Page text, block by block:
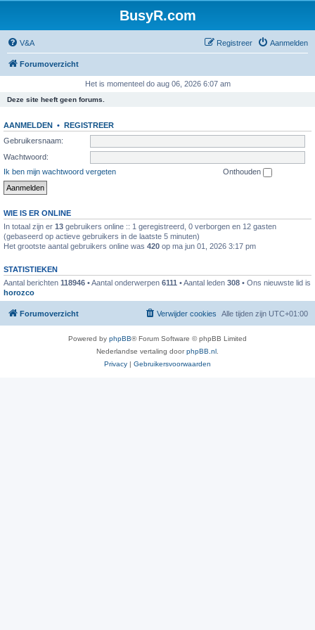
BusyR.com
V&A Aanmelden
Registreer
Forumoverzicht
Het is momenteel do aug 06, 2026 6:07 am
Deze site heeft geen forums.
AANMELDEN • REGISTREER
Gebruikersnaam:
Wachtwoord:
Ik ben mijn wachtwoord vergeten
Onthouden
WIE IS ER ONLINE
In totaal zijn er 13 gebruikers online :: 1 geregistreerd, 0 verborgen en 12 gasten
(gebaseerd op actieve gebruikers in de laatste 5 minuten)
Het grootste aantal gebruikers online was 420 op ma jun 01, 2026 3:17 pm
STATISTIEKEN
Aantal berichten 118946 • Aantal onderwerpen 6111 • Aantal leden 308 • Ons nieuwste lid is
horozco
Forumoverzicht Alle tijden zijn UTC+01:00
Verwijder cookies
Powered by phpBB® Forum Software © phpBB Limited
Nederlandse vertaling doorphpBB.nl
Privacy | Gebruikersvoorwaarden